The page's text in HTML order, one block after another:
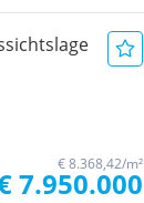
€ 8.368,42/m²
7.950.000